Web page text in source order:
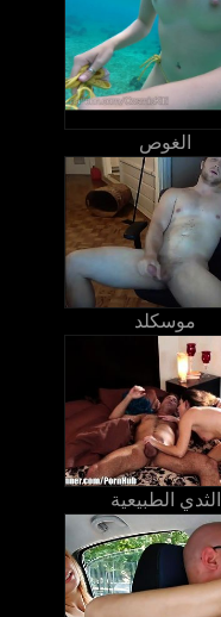
الغوص
موسكلد
الثدي الطبيعية